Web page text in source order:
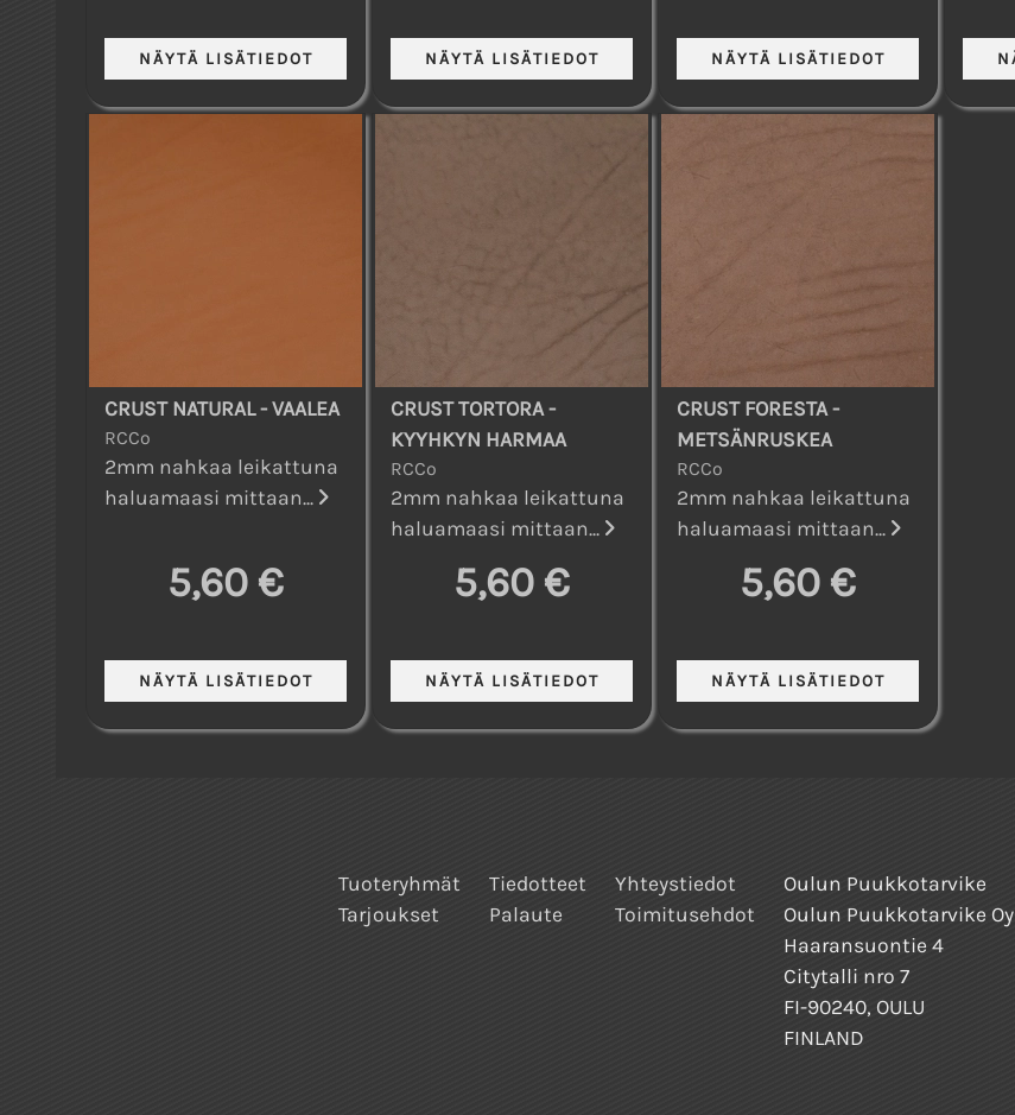
CRUST NATURAL - VAALEA
RCCo
2mm nahkaa leikattuna
haluamaasi mittaan...
5,60 €
CRUST TORTORA -
KYYHKYN HARMAA
RCCo
2mm nahkaa leikattuna
haluamaasi mittaan...
5,60 €
CRUST FORESTA -
METSÄNRUSKEA
RCCo
2mm nahkaa leikattuna
haluamaasi mittaan...
5,60 €
Tuoteryhmät
Tarjoukset
Tiedotteet
Palaute
Yhteystiedot
Toimitusehdot
Oulun Puukkotarvike
Oulun Puukkotarvike Oy
Haaransuontie 4
Citytalli nro 7
FI-90240, OULU
FINLAND